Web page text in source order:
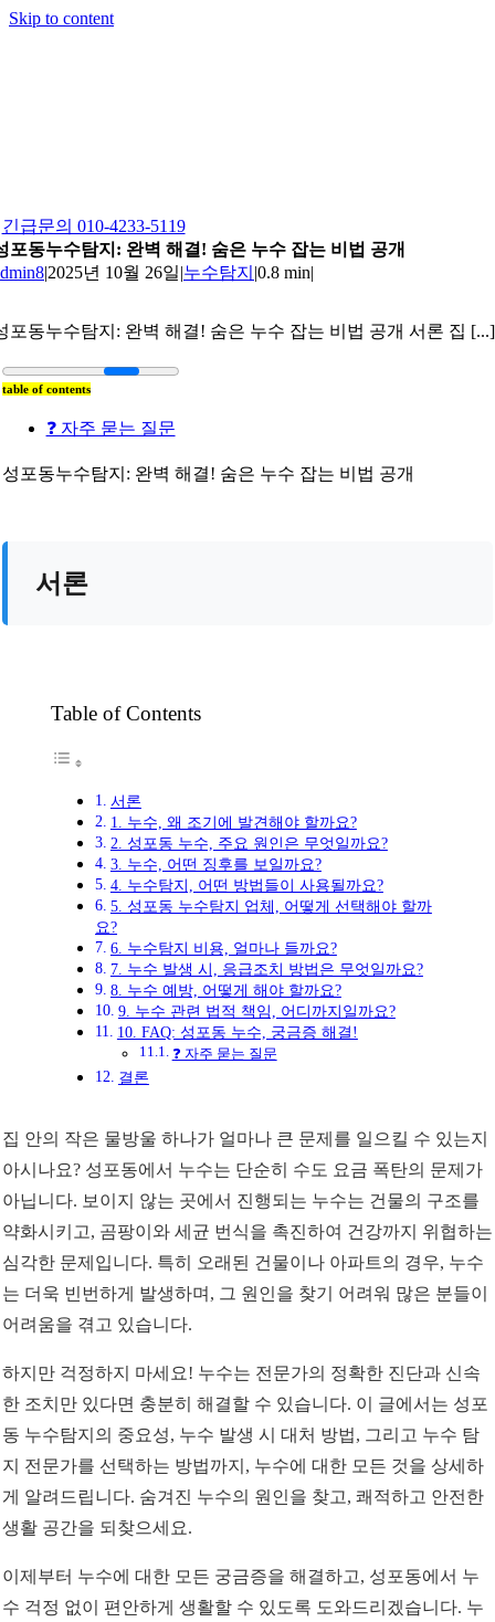
Skip to content
긴급문의 010-4233-5119
포동누수탐지: 완벽 해결! 숨은 누수 잡는 비법 공개
|2025년 10월 26일|누수탐지 |0.8 min|
포동누수탐지: 완벽 해결! 숨은 누수 잡는 비법 공개 서론 집 [...]
table of contents
❓ 자주 묻는 질문
성포동누수탐지: 완벽 해결! 숨은 누수 잡는 비법 공개
서론
Table of Contents
서론
1. 누수, 왜 조기에 발견해야 할까요?
2. 성포동 누수, 주요 원인은 무엇일까요?
3. 누수, 어떤 징후를 보일까요?
4. 누수탐지, 어떤 방법들이 사용될까요?
5. 성포동 누수탐지 업체, 어떻게 선택해야 할까
요?
6. 누수탐지 비용, 얼마나 들까요?
7. 누수 발생 시, 응급조치 방법은 무엇일까요?
8. 누수 예방, 어떻게 해야 할까요?
9. 누수 관련 법적 책임, 어디까지일까요?
10. FAQ: 성포동 누수, 궁금증 해결!
❓ 자주 묻는 질문
결론
집 안의 작은 물방울 하나가 얼마나 큰 문제를 일으킬 수 있는지
아시나요? 성포동에서 누수는 단순히 수도 요금 폭탄의 문제가
아닙니다. 보이지 않는 곳에서 진행되는 누수는 건물의 구조를
약화시키고, 곰팡이와 세균 번식을 촉진하여 건강까지 위협하는
심각한 문제입니다. 특히 오래된 건물이나 아파트의 경우, 누수
는 더욱 빈번하게 발생하며, 그 원인을 찾기 어려워 많은 분들이
어려움을 겪고 있습니다.
하지만 걱정하지 마세요! 누수는 전문가의 정확한 진단과 신속
한 조치만 있다면 충분히 해결할 수 있습니다. 이 글에서는 성포
동 누수탐지의 중요성, 누수 발생 시 대처 방법, 그리고 누수 탐
지 전문가를 선택하는 방법까지, 누수에 대한 모든 것을 상세하
게 알려드립니다. 숨겨진 누수의 원인을 찾고, 쾌적하고 안전한
생활 공간을 되찾으세요.
이제부터 누수에 대한 모든 궁금증을 해결하고, 성포동에서 누
수 걱정 없이 편안하게 생활할 수 있도록 도와드리겠습니다. 누